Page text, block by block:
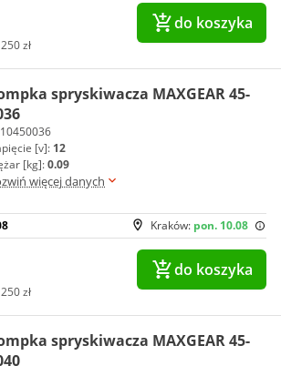
zł
do koszyka
spryskiwacza MAXGEAR 45-
[v]: 12
[kg]:0.09
więcej danych
Kraków: pon. 10.08
zł
do koszyka
spryskiwacza MAXGEAR 45-